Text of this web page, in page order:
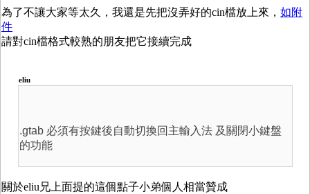
為了不讓大家等太久，我還是先把沒弄好的cin檔放上來， 如附
件
請對cin檔格式較熟的朋友把它接續完成
eliu
.gtab 必須有按鍵後自動切換回主輸入法 及關閉小鍵盤
的功能
關於eliu兄上面提的這個點子小弟個人相當贊成